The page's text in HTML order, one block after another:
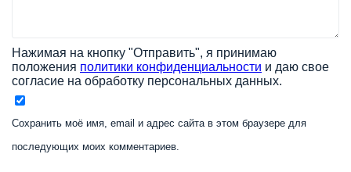
Нажимая на кнопку "Отправить", я принимаю
положения политики конфиденциальности и даю свое
согласие на обработку персональных данных.
Сохранить моё имя, email и адрес сайта в этом браузере для
последующих моих комментариев.